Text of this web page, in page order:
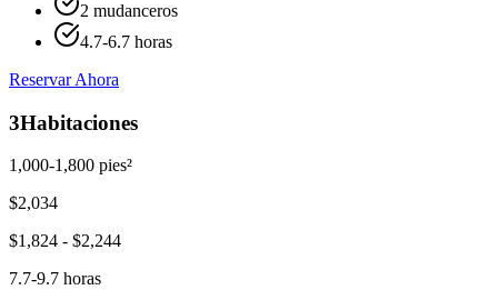
2 mudanceros
4.7-6.7 horas
Reservar Ahora
3Habitaciones
1,000-1,800 pies²
$2,034
$1,824 - $2,244
7.7-9.7 horas